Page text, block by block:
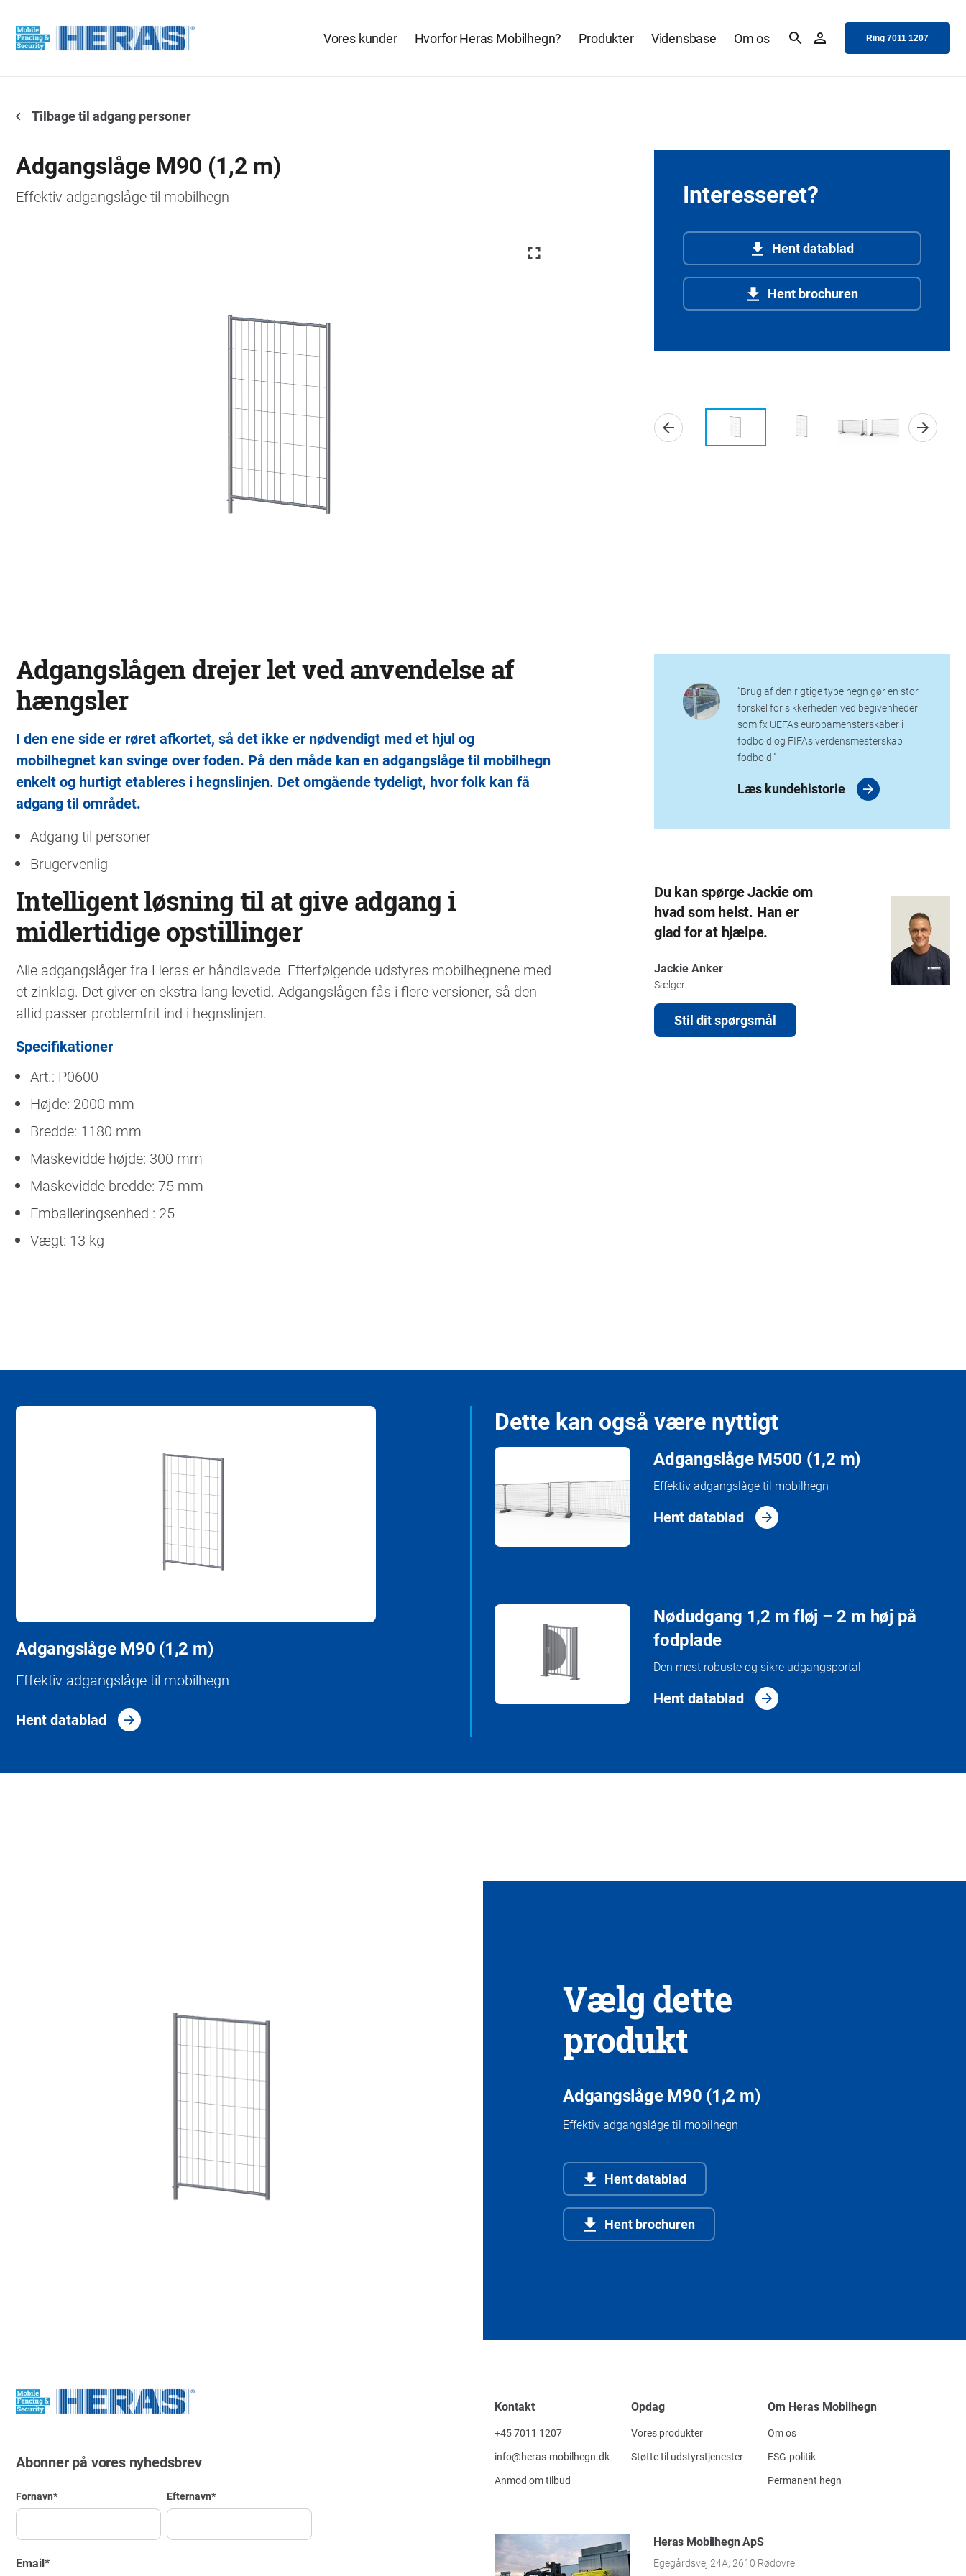
Vores kunder Hvorfor Heras Mobilhegn? Produkter Vidensbase Om os Ring 7011 1207
Tilbage til adgang personer
Adgangslåge M90 (1,2 m)
Effektiv adgangslåge til mobilhegn Interesseret?
Hent datablad
Hent brochuren
Adgangslågen drejer let ved anvendelse af
hængsler
I den ene side er røret afkortet, så det ikke er nødvendigt med et hjul og
mobilhegnet kan svinge over foden. På den måde kan en adgangslåge til mobilhegn
enkelt og hurtigt etableres i hegnslinjen. Det omgående tydeligt, hvor folk kan få
adgang til området.
Adgang til personer
Brugervenlig
Intelligent løsning til at give adgang i
midlertidige opstillinger
Alle adgangslåger fra Heras er håndlavede. Efterfølgende udstyres mobilhegnene med
et zinklag. Det giver en ekstra lang levetid. Adgangslågen fås i flere versioner, så den
altid passer problemfrit ind i hegnslinjen.
Specifikationer
Art.: P0600
Højde: 2000 mm
Bredde: 1180 mm
Maskevidde højde: 300 mm
Maskevidde bredde: 75 mm
Emballeringsenhed : 25
Vægt: 13 kg
“Brug af den rigtige type hegn gør en stor
forskel for sikkerheden ved begivenheder
som fx UEFAs europamensterskaber i
fodbold og FIFAs verdensmesterskab i
fodbold."
Læs kundehistorie
Du kan spørge Jackie om
hvad som helst. Han er
glad for at hjælpe.
Jackie Anker
Sælger
Stil dit spørgsmål
Adgangslåge M90 (1,2 m)
Effektiv adgangslåge til mobilhegn
Hent datablad
Dette kan også være nyttigt
Adgangslåge M500 (1,2 m)
Effektiv adgangslåge til mobilhegn
Hent datablad
Nødudgang 1,2 m fløj – 2 m høj på
fodplade
Den mest robuste og sikre udgangsportal
Hent datablad
Vælg dette
produkt
Adgangslåge M90 (1,2 m)
Effektiv adgangslåge til mobilhegn
Hent datablad
Hent brochuren
Abonner på vores nyhedsbrev
Fornavn* Efternavn*
Email*
Kontakt
+45 7011 1207
info@heras-mobilhegn.dk
Anmod om tilbud
Opdag
Vores produkter
Støtte til udstyrstjenester
Om Heras Mobilhegn
Om os
ESG-politik
Permanent hegn
Heras Mobilhegn ApS
Egegårdsvej 24A, 2610 Rødovre